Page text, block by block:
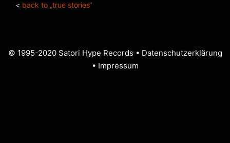
< back to „true stories“
© 1995-2020 Satori Hype Records • Datenschutzerklärung
• Impressum